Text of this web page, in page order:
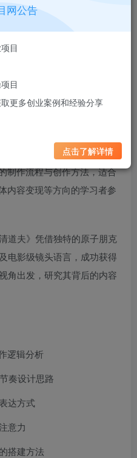
道夫》展开的创作研究资
内容不仅涵盖作品本身的拆
制作流程与创作方法，适合
内容变现等方向的学习者参
道夫》凭借独特的原子朋克
电影级镜头语言，成功获得
角出发，研究其背后的内容
逻辑分析
奏设计思路
达方式
意力
搭建方法
网公告
目
目
更多创业案例和经验分享
点击了解详情